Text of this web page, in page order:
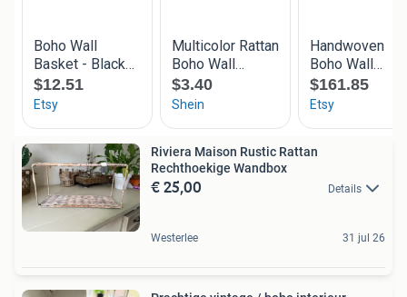
Riviera Maison Rustic Rattan
Rechthoekige Wandbox
€ 25,00 Details
Westerlee 31 jul 26